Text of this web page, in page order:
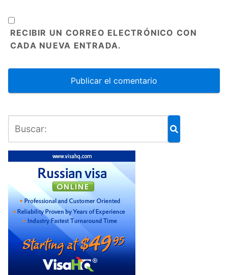
RECIBIR UN CORREO ELECTRÓNICO CON
CADA NUEVA ENTRADA.